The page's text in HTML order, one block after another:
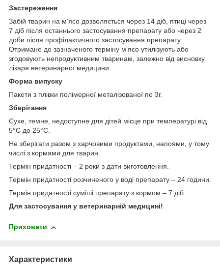
Застереження
Забій тварин на м’ясо дозволяється через 14 діб, птиці через
7 діб після останнього застосування препарату або через 2
доби після профілактичного застосування препарату.
Отримане до зазначеного терміну м’ясо утилізують або
згодовують непродуктивним тваринам, залежно від висновку
лікаря ветеринарної медицини.
Форма випуску
Пакети з плівки полімерної металізованої по 3г.
Зберігання
Сухе, темне, недоступне для дітей місце при температурі від
5°С до 25°С.
Не зберігати разом з харчовими продуктами, напоями, у тому
числі з кормами для тварин.
Термін придатності – 2 роки з дати виготовлення.
Термін придатності розчиненого у воді препарату – 24 години.
Термін придатності суміші препарату з кормом – 7 діб.
Для застосування у ветеринарній медицині!
Приховати
Характеристики